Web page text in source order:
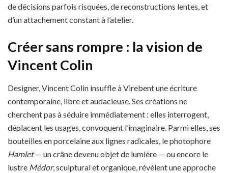
de décisions parfois risquées, de reconstructions lentes, et
d’un attachement constant à l’atelier.
Créer sans rompre : la vision de
Vincent Colin
Designer, Vincent Colin insuffle à Virebent une écriture
contemporaine, libre et audacieuse. Ses créations ne
cherchent pas à séduire immédiatement : elles interrogent,
déplacent les usages, convoquent l’imaginaire. Parmi elles, ses
bouteilles en porcelaine aux lignes radicales, le photophore
Hamlet— un crâne devenu objet de lumière — ou encore le
lustre Médor, sculptural et organique, révèlent une approche